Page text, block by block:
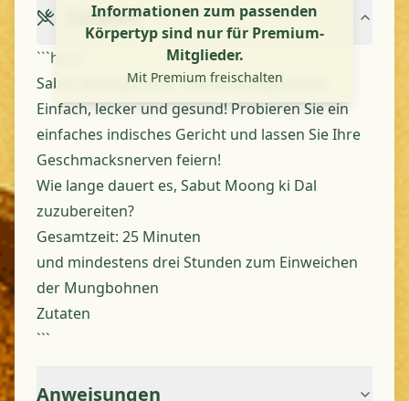
Informationen zum passenden
Körpertyp sind nur für Premium-
Mitglieder.
Mit Premium freischalten
Zutaten
```html
Sabut Moong ki Dal - Ganze Mungbohnen
Einfach, lecker und gesund! Probieren Sie ein
einfaches indisches Gericht und lassen Sie Ihre
Geschmacksnerven feiern!
Wie lange dauert es, Sabut Moong ki Dal
zuzubereiten?
Gesamtzeit: 25 Minuten
und mindestens drei Stunden zum Einweichen
der Mungbohnen
Zutaten
```
Anweisungen